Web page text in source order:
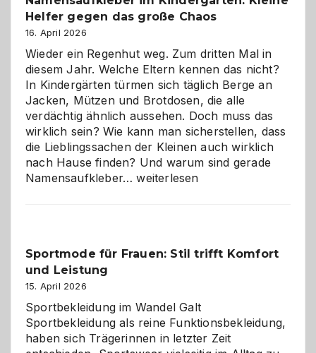
eine
die
richtige
Wahl?
Helfer gegen das große Chaos
16. April 2026
Wieder ein Regenhut weg. Zum dritten Mal in
diesem Jahr. Welche Eltern kennen das nicht?
In Kindergärten türmen sich täglich Berge an
Jacken, Mützen und Brotdosen, die alle
verdächtig ähnlich aussehen. Doch muss das
wirklich sein? Wie kann man sicherstellen, dass
die Lieblingssachen der Kleinen auch wirklich
nach Hause finden? Und warum sind gerade
Namensaufkleber…Namensaufkleber
gegen
Chaos
weiterlesen
Sportmode für Frauen: Stil trifft Komfort
und Leistung
15. April 2026
Sportbekleidung im Wandel Galt
Sportbekleidung als reine Funktionsbekleidung,
haben sich Trägerinnen in letzter Zeit